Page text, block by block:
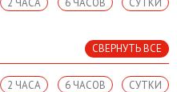
СВЕРНУТЬ ВСЕ
СУТКИ
6 ЧАСОВ
2 ЧАСА